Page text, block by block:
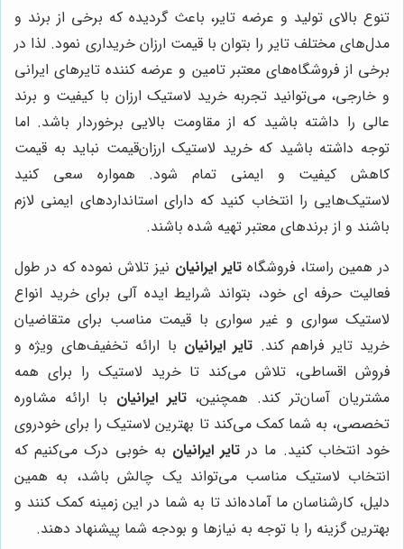
تنوع بالای تولید و عرضه تایر، باعث گردیده که برخی از برند و
مدل‌های مختلف تایر را بتوان با قیمت ارزان خریداری نمود. لذا در
برخی از فروشگاه‌های معتبر تامین و عرضه کننده تایرهای ایرانی
و خارجی، می‌توانید تجربه خرید لاستیک ارزان با کیفیت و برند
عالی را داشته باشید که از مقاومت بالایی برخوردار باشد. اما
توجه داشته باشید که خرید لاستیک ارزان‌قیمت نباید به قیمت
کاهش کیفیت و ایمنی تمام شود. همواره سعی کنید
لاستیک‌هایی را انتخاب کنید که دارای استانداردهای ایمنی لازم
باشند و از برندهای معتبر تهیه شده باشند.
در همین راستا، فروشگاه تایر ایرانیان نیز تلاش نموده که در طول
فعالیت حرفه ای خود، بتواند شرایط ایده آلی برای خرید انواع
لاستیک سواری و غیر سواری با قیمت مناسب برای متقاضیان
خرید تایر فراهم کند. تایر ایرانیان با ارائه تخفیف‌های ویژه و
فروش اقساطی، تلاش می‌کند تا خرید لاستیک را برای همه
مشتریان آسان‌تر کند. همچنین،تایر ایرانیان با ارائه مشاوره
تخصصی، به شما کمک می‌کند تا بهترین لاستیک را برای خودروی
خود انتخاب کنید. ما در تایر ایرانیان به خوبی درک می‌کنیم که
انتخاب لاستیک مناسب می‌تواند یک چالش باشد، به همین
دلیل، کارشناسان ما آماده‌اند تا به شما در این زمینه کمک کنند و
بهترین گزینه را با توجه به نیازها و بودجه شما پیشنهاد دهند.